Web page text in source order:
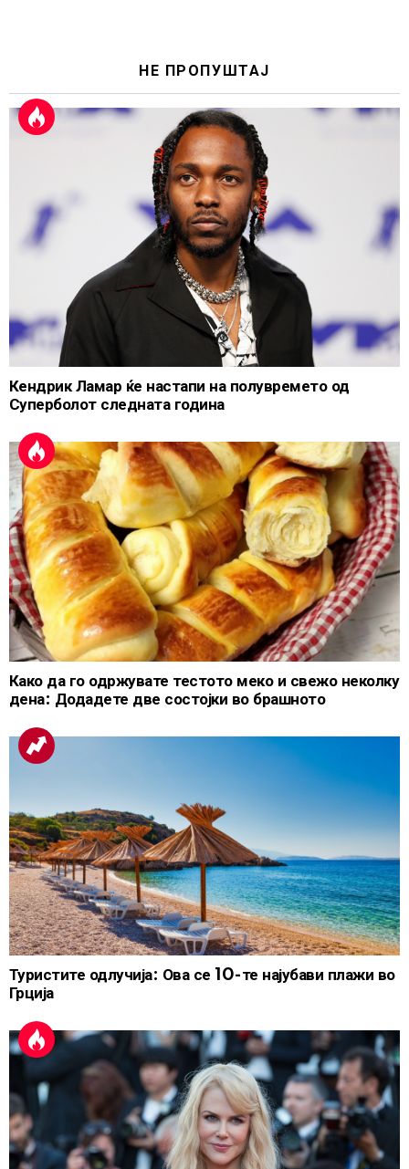
НЕ ПРОПУШТАЈ
Кендрик Ламар ќе настапи на полувремето од
Суперболот следната година
Како да го одржувате тестото меко и свежо неколку
дена: Додадете две состојки во брашното
Туристите одлучија: Ова се 10-те најубави плажи во
Грција